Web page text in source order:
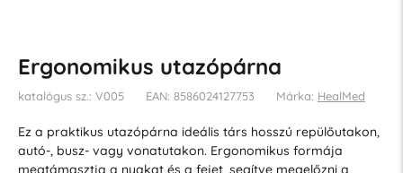
Ergonomikus utazópárna
katalógus sz.: V005 EAN: 8586024127753 Márka: HealMed
Ez a praktikus utazópárna ideális társ hosszú repülőutakon,
autó-, busz- vagy vonatutakon. Ergonomikus formája
megtámasztja a nyakat és a fejet, segítve megelőzni a